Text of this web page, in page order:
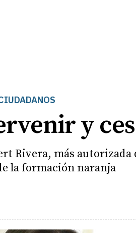
y
Rivera, más
la formación naranja